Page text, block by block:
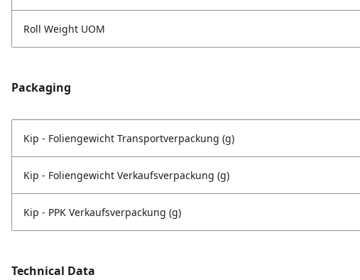
Roll Weight UOM
Packaging
Kip - Foliengewicht Transportverpackung (g)
Kip - Foliengewicht Verkaufsverpackung (g)
Kip - PPK Verkaufsverpackung (g)
Technical Data